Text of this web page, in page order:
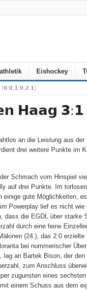
Eishockey
(𝟬:𝟬,𝟭:𝟬,𝟮:𝟭)
𝗛𝗮𝗮𝗴
an die Leistung aus
drei weitere Punkte im
Schmach vom Hinspiel
auf drei Punkte. Im
einige gute Möglichkeiten,
Powerplay lief es nicht
dass die EGDL über starke
durch eine feine
(24.), das 2:0
bei nummerischer
an Bartek Bison, der den
zum Anschluss
zugunsten eines
einem Schuss aus dem